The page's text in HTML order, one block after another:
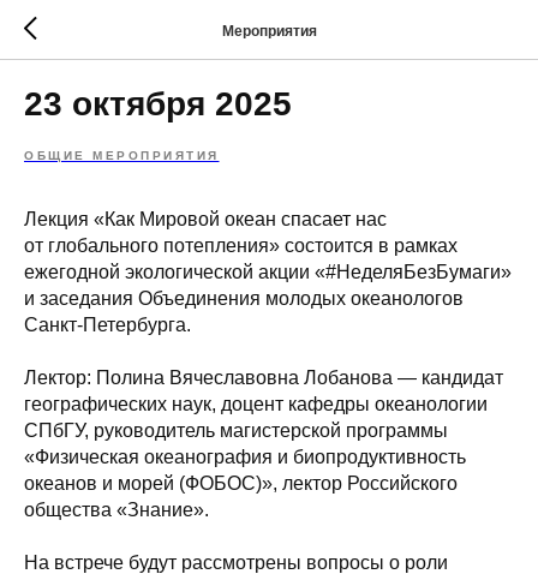
Мероприятия
23 октября 2025
ОБЩИЕ МЕРОПРИЯТИЯ
Лекция «Как Мировой океан спасает нас
от глобального потепления» состоится в рамках
ежегодной экологической акции «#НеделяБезБумаги»
и заседания Объединения молодых океанологов
Санкт-Петербурга.
Лектор: Полина Вячеславовна Лобанова — кандидат
географических наук, доцент кафедры океанологии
СПбГУ, руководитель магистерской программы
«Физическая океанография и биопродуктивность
океанов и морей (ФОБОС)», лектор Российского
общества «Знание».
На встрече будут рассмотрены вопросы о роли